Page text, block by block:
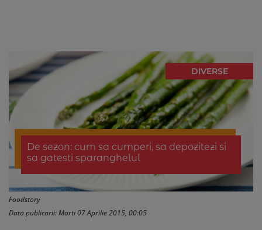
DIVERSE
De sezon: cum sa cumperi, sa depozitezi si
sa gatesti sparanghelul
Foodstory
Data publicarii: Marti 07 Aprilie 2015, 00:05